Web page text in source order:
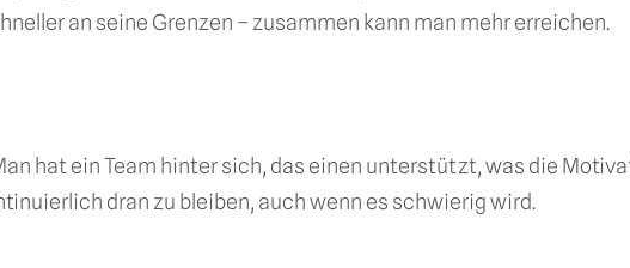
an seine Grenzen – zusammen kann man mehr erreichen.
hat ein Team hinter sich, das einen unterstützt, was die
dran zu bleiben, auch wenn es schwierig wird.